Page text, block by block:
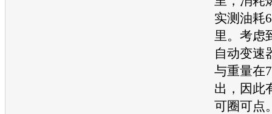
实测油耗
里。考虑
自动变速
与重量在
出，因此
可圈可点